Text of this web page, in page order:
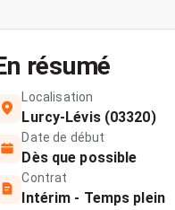
résumé
Localisation
Lurcy-Lévis (03320)
Date de début
Dès que possible
Contrat
Intérim - Temps plein